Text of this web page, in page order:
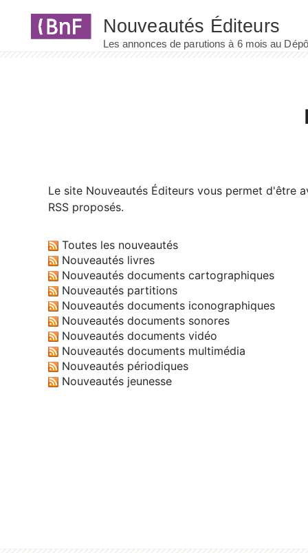
Le site Nouveautés Éditeurs vous permet d'être
RSS proposés.
Toutes les nouveautés
Nouveautés livres
Nouveautés documents cartographiques
Nouveautés partitions
Nouveautés documents iconographiques
Nouveautés documents sonores
Nouveautés documents vidéo
Nouveautés documents multimédia
Nouveautés périodiques
Nouveautés jeunesse